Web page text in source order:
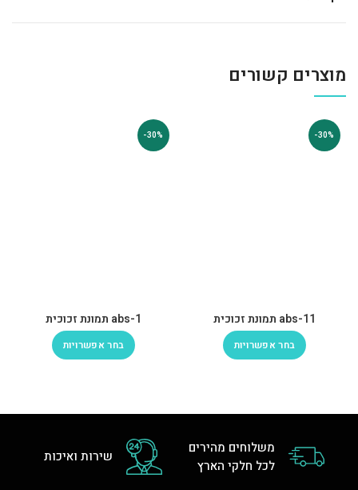
מוצרים קשורים
-30%
abs-11 תמונת זכוכית
בחר אפשרויות
-30%
abs-1 תמונת זכוכית
בחר אפשרויות
משלוחים מהירים
לכל חלקי הארץ
שירות ואיכות